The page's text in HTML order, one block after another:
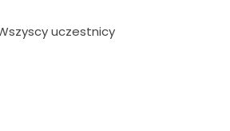
uczestnicy